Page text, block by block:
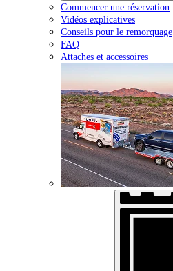
Commencer une réservation
Vidéos explicatives
Conseils pour le remorquage
FAQ
Attaches et accessoires